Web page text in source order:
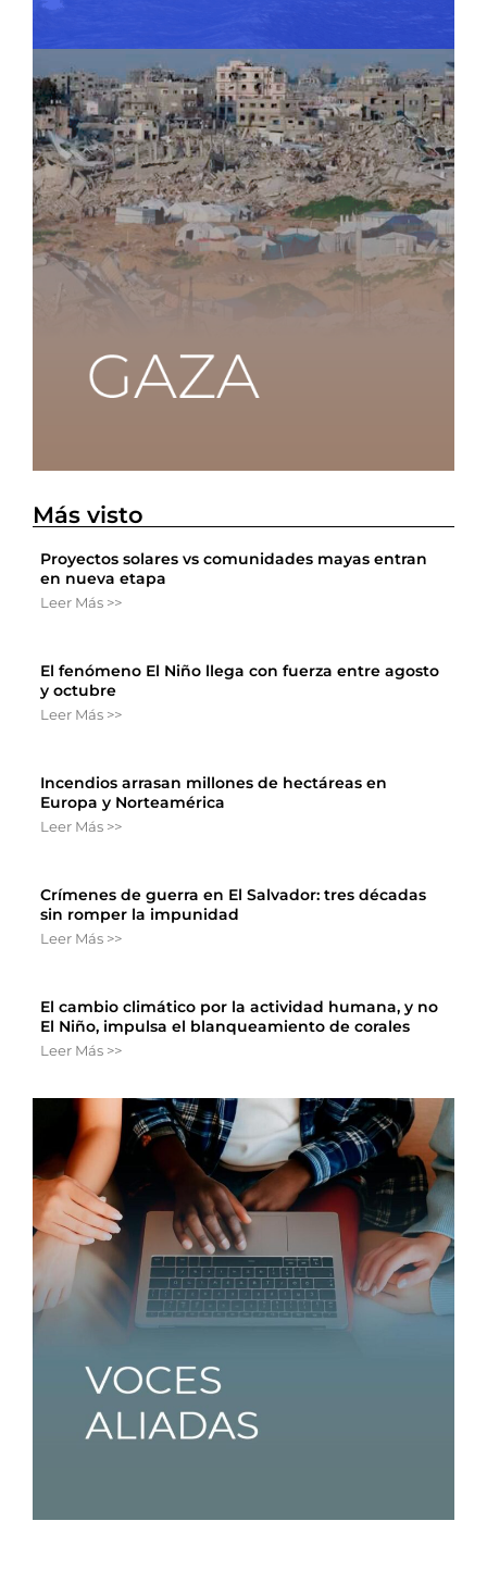
Más visto
Proyectos solares vs comunidades mayas entran
en nueva etapa
Leer Más >>
El fenómeno El Niño llega con fuerza entre agosto
y octubre
Leer Más >>
Incendios arrasan millones de hectáreas en
Europa y Norteamérica
Leer Más >>
Crímenes de guerra en El Salvador: tres décadas
sin romper la impunidad
Leer Más >>
El cambio climático por la actividad humana, y no
El Niño, impulsa el blanqueamiento de corales
Leer Más >>